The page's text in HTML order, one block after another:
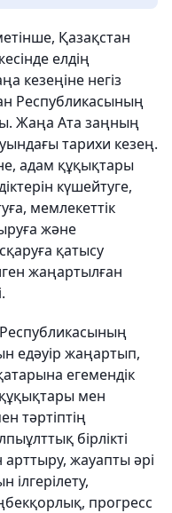
Қазақстан
елдің
кезеңіне негіз
Республикасының
Жаңа Ата заңның
тарихи кезең.
адам құқықтары
күшейтуге,
мемлекеттік
және
қатысу
жаңартылған
едәуір жаңартып,
егемендік
құқықтары мен
тәртіптің
бірлікті
жауапты әрі
прогресс